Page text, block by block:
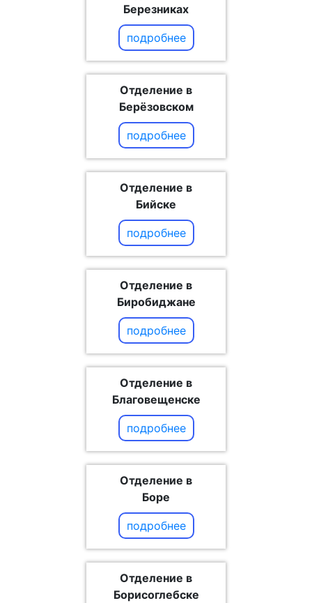
Березниках
подробнее
Отделение в
Берёзовском
подробнее
Отделение в
Бийске
подробнее
Отделение в
Биробиджане
подробнее
Отделение в
Благовещенске
подробнее
Отделение в
Боре
подробнее
Отделение в
Борисоглебске